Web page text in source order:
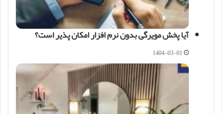
آیا پخش مویرگی بدون نرم افزار امکان پذیر است؟
1404-03-01